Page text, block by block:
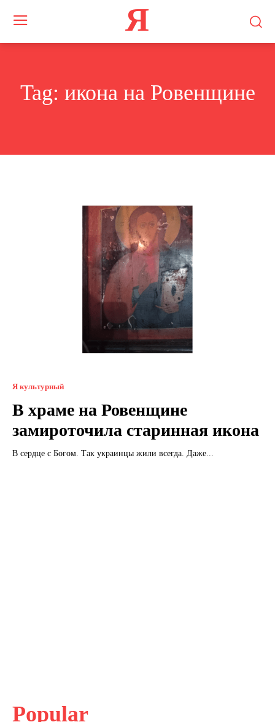
Я
Tag: икона на Ровенщине
Я культурный
В храме на Ровенщине
замироточила старинная икона
В сердце с Богом. Так украинцы жили всегда. Даже...
Popular